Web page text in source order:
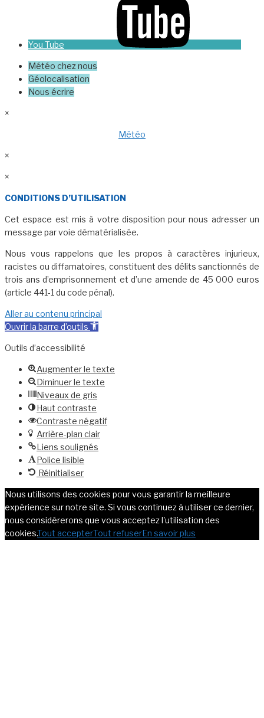
You Tube
Météo chez nous
Géolocalisation
Nous écrire
×
Météo
×
×
CONDITIONS D’UTILISATION
Cet espace est mis à votre disposition pour nous adresser un
message par voie dématérialisée.
Nous vous rappelons que les propos à caractères injurieux,
racistes ou diffamatoires, constituent des délits sanctionnés de
trois ans d’emprisonnement et d’une amende de 45 000 euros
(article 441-1 du code pénal).
Aller au contenu principal
Ouvrir la barre d’outils
Outils d’accessibilité
Augmenter le texte
Diminuer le texte
Niveaux de gris
Haut contraste
Contraste négatif
Arrière-plan clair
Liens soulignés
Police lisible
Réinitialiser
Nous utilisons des cookies pour vous garantir la meilleure
expérience sur notre site. Si vous continuez à utiliser ce dernier,
nous considérerons que vous acceptez l'utilisation des
cookies.Tout accepterTout refuserEn savoir plus